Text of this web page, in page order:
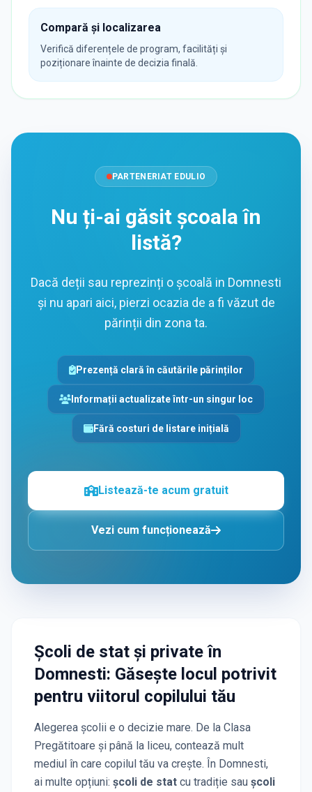
Compară și localizarea
Verifică diferențele de program, facilități și
poziționare înainte de decizia finală.
PARTENERIAT EDULIO
Nu ți-ai găsit școala în
listă?
Dacă deții sau reprezinți o școală in Domnesti
și nu apari aici, pierzi ocazia de a fi văzut de
părinții din zona ta.
Prezență clară în căutările părinților
Informații actualizate într-un singur loc
Fără costuri de listare inițială
Listează-te acum gratuit
Vezi cum funcționează
Școli de stat și privateîn
Domnesti: Găsește locul potrivit
pentru viitorul copilului tău
Alegerea școlii e o decizie mare. De la Clasa
Pregătitoare și până la liceu, contează mult
mediul în care copilul tău va crește. În Domnesti,
ai multe opțiuni: școli de stat cu tradiție sau școli